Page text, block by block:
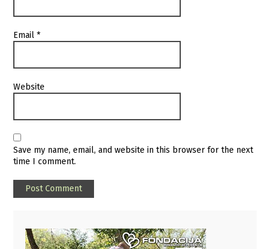
Email*
Website
Save my name, email, and website in this browser for the next
time I comment.